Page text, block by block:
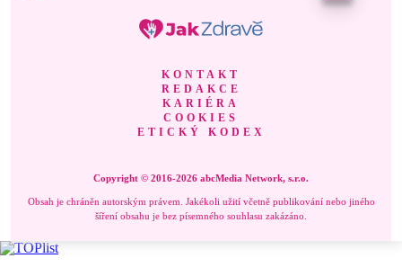
KONTAKT
REDAKCE
KARIÉRA
COOKIES
ETICKÝ KODEX
Copyright © 2016-2026 abcMedia Network, s.r.o.
Obsah je chráněn autorským právem. Jakékoli užití včetně publikování nebo jiného
šíření obsahu je bez písemného souhlasu zakázáno.